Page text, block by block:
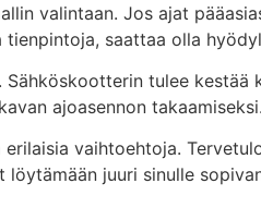
valintaan. Jos ajat
saattaa olla
tulee
ajoasennon takaamiseksi.
vaihtoehtoja.
juuri sinulle